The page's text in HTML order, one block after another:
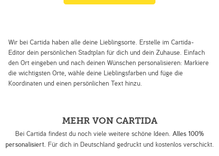
Wir bei Cartida haben alle deine Lieblingsorte. Erstelle im Cartida-
Editor dein persönlichen Stadtplan für dich und dein Zuhause. Einfach
den Ort eingeben und nach deinen Wünschen personalisieren: Markiere
die wichtigsten Orte, wähle deine Lieblingsfarben und füge die
Koordinaten und einen persönlichen Text hinzu.
MEHR VON CARTIDA
Bei Cartida findest du noch viele weitere schöne Ideen. Alles 100%
personalisiert. Für dich in Deutschland gedruckt und kostenlos verschickt.